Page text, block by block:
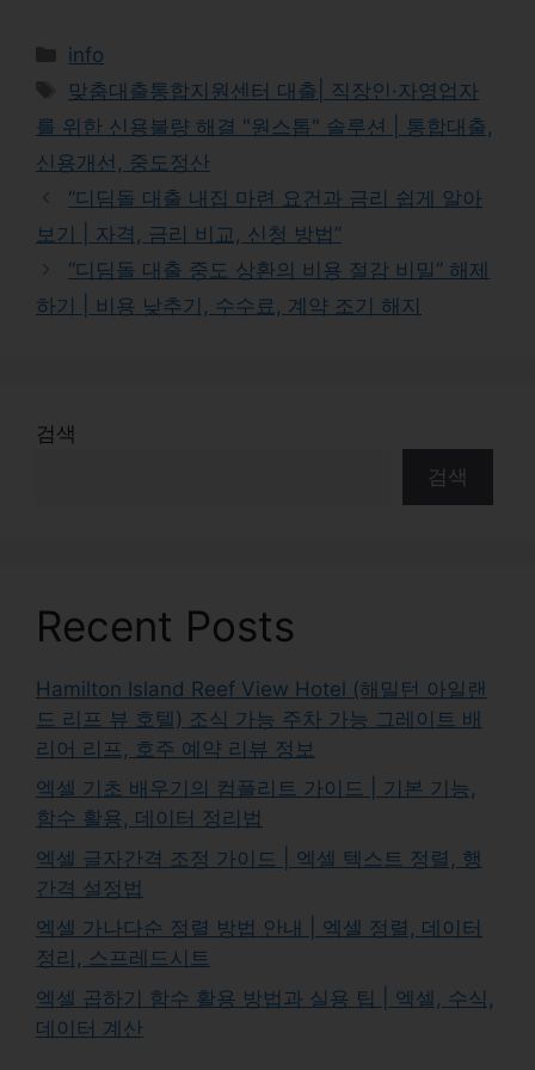
Categories
info
Tags
맞춤대출통합지원센터 대출| 직장인·자영업자
를 위한 신용불량 해결 "원스톱" 솔루션 | 통합대출,
신용개선, 중도정산
“디딤돌 대출 내집 마련 요건과 금리 쉽게 알아
보기 | 자격, 금리 비교, 신청 방법”
“디딤돌 대출 중도 상환의 비용 절감 비밀” 해제
하기 | 비용 낮추기, 수수료, 계약 조기 해지
검색
검색
Recent Posts
Hamilton Island Reef View Hotel (해밀턴 아일랜
드 리프 뷰 호텔) 조식 가능 주차 가능 그레이트 배
리어 리프, 호주 예약 리뷰 정보
엑셀 기초 배우기의 컴플리트 가이드 | 기본 기능,
함수 활용, 데이터 정리법
엑셀 글자간격 조정 가이드 | 엑셀 텍스트 정렬, 행
간격 설정법
엑셀 가나다순 정렬 방법 안내 | 엑셀 정렬, 데이터
정리, 스프레드시트
엑셀 곱하기 함수 활용 방법과 실용 팁 | 엑셀, 수식,
데이터 계산